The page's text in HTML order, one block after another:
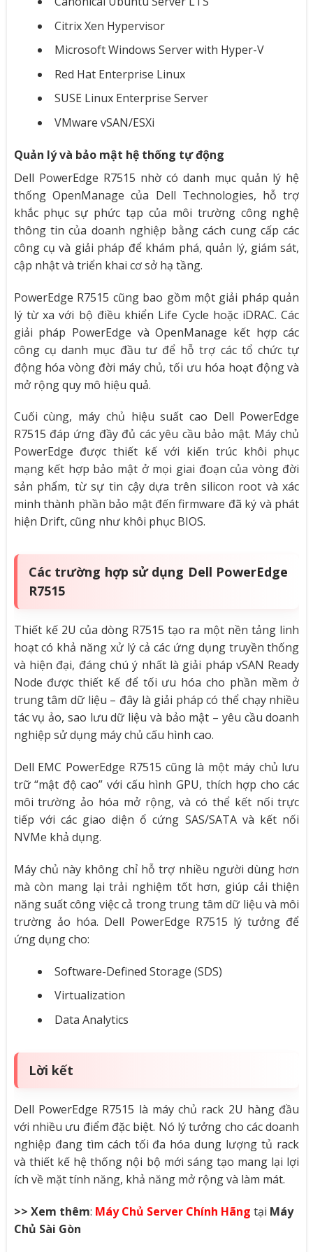
Citrix Xen Hypervisor
Microsoft Windows Server with Hyper-V
Red Hat Enterprise Linux
SUSE Linux Enterprise Server
VMware vSAN/ESXi
Quản lý và bảo mật hệ thống tự động
Dell PowerEdge R7515 nhờ có danh mục quản lý hệ
thống OpenManage của Dell Technologies, hỗ trợ
khắc phục sự phức tạp của môi trường công nghệ
thông tin của doanh nghiệp bằng cách cung cấp các
công cụ và giải pháp để khám phá, quản lý, giám sát,
cập nhật và triển khai cơ sở hạ tầng.
PowerEdge R7515 cũng bao gồm một giải pháp quản
lý từ xa với bộ điều khiển Life Cycle hoặc iDRAC. Các
giải pháp PowerEdge và OpenManage kết hợp các
công cụ danh mục đầu tư để hỗ trợ các tổ chức tự
động hóa vòng đời máy chủ, tối ưu hóa hoạt động và
mở rộng quy mô hiệu quả.
Cuối cùng, máy chủ hiệu suất cao Dell PowerEdge
R7515 đáp ứng đầy đủ các yêu cầu bảo mật. Máy chủ
PowerEdge được thiết kế với kiến trúc khôi phục
mạng kết hợp bảo mật ở mọi giai đoạn của vòng đời
sản phẩm, từ sự tin cậy dựa trên silicon root và xác
minh thành phần bảo mật đến firmware đã ký và phát
hiện Drift, cũng như khôi phục BIOS.
Các trường hợp sử dụng Dell PowerEdge
R7515
Thiết kế 2U của dòng R7515 tạo ra một nền tảng linh
hoạt có khả năng xử lý cả các ứng dụng truyền thống
và hiện đại, đáng chú ý nhất là giải pháp vSAN Ready
Node được thiết kế để tối ưu hóa cho phần mềm ở
trung tâm dữ liệu – đây là giải pháp có thể chạy nhiều
tác vụ ảo, sao lưu dữ liệu và bảo mật – yêu cầu doanh
nghiệp sử dụng máy chủ cấu hình cao.
Dell EMC PowerEdge R7515 cũng là một máy chủ lưu
trữ “mật độ cao” với cấu hình GPU, thích hợp cho các
môi trường ảo hóa mở rộng, và có thể kết nối trực
tiếp với các giao diện ổ cứng SAS/SATA và kết nối
NVMe khả dụng.
Máy chủ này không chỉ hỗ trợ nhiều người dùng hơn
mà còn mang lại trải nghiệm tốt hơn, giúp cải thiện
năng suất công việc cả trong trung tâm dữ liệu và môi
trường ảo hóa. Dell PowerEdge R7515 lý tưởng để
ứng dụng cho:
Software-Defined Storage (SDS)
Virtualization
Data Analytics
Lời kết
Dell PowerEdge R7515 là máy chủ rack 2U hàng đầu
với nhiều ưu điểm đặc biệt. Nó lý tưởng cho các doanh
nghiệp đang tìm cách tối đa hóa dung lượng tủ rack
và thiết kế hệ thống nội bộ mới sáng tạo mang lại lợi
ích về mặt tính năng, khả năng mở rộng và làm mát.
>> Xem thêm: Máy Chủ Server Chính Hãng tại Máy
Chủ Sài Gòn